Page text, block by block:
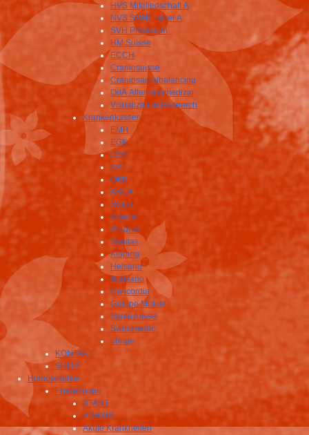
HVS Mitgliedschaft A
NVS SPAK Label A
SVH Präsidium
HM Suisse
ECCH
Craniosuisse
Craniosacralbalancing
OdA Alternativmedizin
Visualization Research
Krankenkassen
EMR
EGK
CSS
KPT
ÖKK
ASCA
Swica
Visana
Progres
Sanitas
Kloping
Helsana
Agrisano
Concordia
Groupe Mutuel
Santesuisse
Swissmedic
übrige
KONTAKT
SHOP
Homöopathie
Fragebögen
START
PRAXIS
Akute Krankheiten